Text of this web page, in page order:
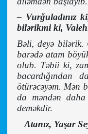
– Vurğuladınız
bilərikmi ki,
Bəli, deyə bilərik.
barədə atam
olub. Təbii ki,
bacardığından
ötürəcəyəm. Mən
da məndən
deməkdir.
– Atanız, Yaşar